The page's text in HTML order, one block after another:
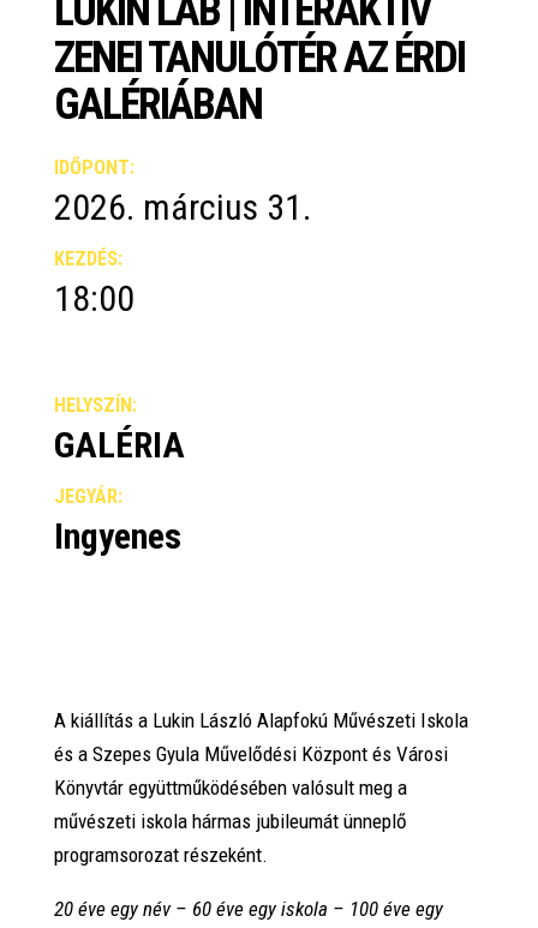
LUKIN LAB | INTERAKTÍV
ZENEI TANULÓTÉR AZ ÉRDI
GALÉRIÁBAN
IDŐPONT:
2026. március 31.
KEZDÉS:
18:00
HELYSZÍN:
GALÉRIA
JEGYÁR:
Ingyenes
A kiállítás a Lukin László Alapfokú Művészeti Iskola
és a Szepes Gyula Művelődési Központ és Városi
Könyvtár együttműködésében valósult meg a
művészeti iskola hármas jubileumát ünneplő
programsorozat részeként.
20 éve egy név – 60 éve egy iskola – 100 éve egy